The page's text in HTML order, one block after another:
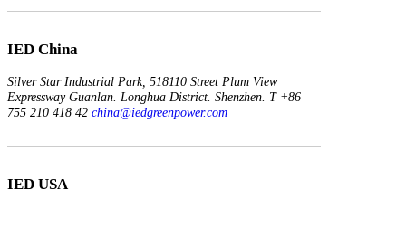
IED China
Silver Star Industrial Park, 518110 Street Plum View
Expressway Guanlan. Longhua District. Shenzhen. T +86
755 210 418 42 china@iedgreenpower.com
IED USA